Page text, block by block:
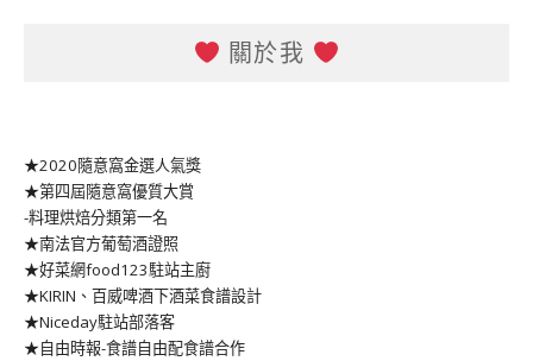
關於我
★2020隨意窩金選人氣獎
★第四屆隨意窩優質大賞
-料理烘焙分類第一名
★南法官方葡萄酒證照
★好菜網food123駐站主廚
★KIRIN、百威啤酒下酒菜食譜設計
★Niceday駐站部落客
★自由時報-食譜自由配食譜合作